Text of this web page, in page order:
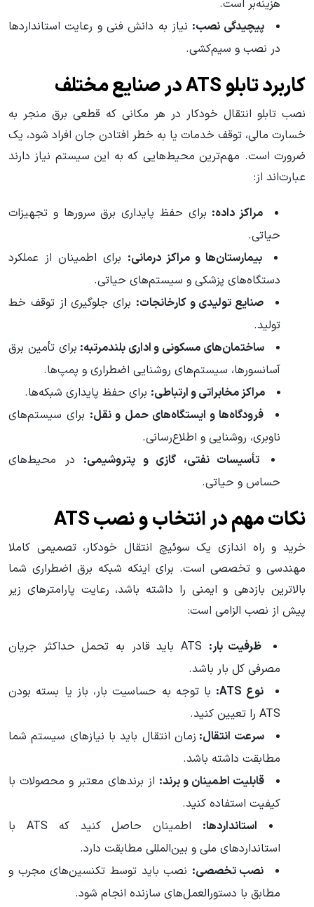
هزینه‌بر است.
پیچیدگی نصب: نیاز به دانش فنی و رعایت استانداردها
در نصب و سیم‌کشی.
کاربرد تابلو ATS در صنایع مختلف
نصب تابلو انتقال خودکار در هر مکانی که قطعی برق منجر به
خسارت مالی، توقف خدمات یا به خطر افتادن جان افراد شود، یک
ضرورت است. مهم‌ترین محیط‌هایی که به این سیستم نیاز دارند
عبارت‌اند از:
مراکز داده: برای حفظ پایداری برق سرورها و تجهیزات
حیاتی.
بیمارستان‌ها و مراکز درمانی: برای اطمینان از عملکرد
دستگاه‌های پزشکی و سیستم‌های حیاتی.
صنایع تولیدی و کارخانجات: برای جلوگیری از توقف خط
تولید.
ساختمان‌های مسکونی و اداری بلندمرتبه: برای تأمین برق
آسانسورها، سیستم‌های روشنایی اضطراری و پمپ‌ها.
مراکز مخابراتی و ارتباطی: برای حفظ پایداری شبکه‌ها.
فرودگاه‌ها و ایستگاه‌های حمل و نقل: برای سیستم‌های
ناوبری، روشنایی و اطلاع‌رسانی.
تأسیسات نفتی، گازی و پتروشیمی: در محیط‌های
حساس و حیاتی.
نکات مهم در انتخاب و نصب ATS
خرید و راه اندازی یک سوئیچ انتقال خودکار، تصمیمی کاملا
مهندسی و تخصصی است. برای اینکه شبکه برق اضطراری شما
بالاترین بازدهی و ایمنی را داشته باشد، رعایت پارامترهای زیر
پیش از نصب الزامی است:
ظرفیت بار:
ATS باید قادر به تحمل حداکثر جریان
مصرفی کل بار باشد.
نوع ATS:
با توجه به حساسیت بار، باز یا بسته بودن
ATS را تعیین کنید.
سرعت انتقال: زمان انتقال باید با نیازهای سیستم شما
مطابقت داشته باشد.
قابلیت اطمینان و برند: از برندهای معتبر و محصولات با
کیفیت استفاده کنید.
استانداردها:
اطمینان حاصل کنید که ATS با
استانداردهای ملی و بین‌المللی مطابقت دارد.
نصب تخصصی: نصب باید توسط تکنسین‌های مجرب و
مطابق با دستورالعمل‌های سازنده انجام شود.